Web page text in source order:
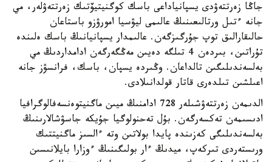
جاڭا زەرتتەۋدى يسپانياداعى باسك كوگنيتيۆتىك زەرتتەۋلەر، مي
جانە ءتىل ورتالىعىنىڭ عالىمى ليۋسيا امورۋزو باستاعان
حالىقارالىق توپ جۇرگىزگەن. عالىمدار يسپانيانىڭ باسك ەلىندە
تۇراتىن، بىردەن 4 تىلگە دەيىن مەڭگەرگەن ادامداردىڭ مي
بەلسەندىلىگىن تالداعان. وڭىردە يسپان، باسك، فرانسۋز جانە
اعىلشىن تىلدەرى قاتار قولدانىلادى.
الدىمەن زەرتتەۋشىلەر 728 ادامنىڭ ميىن ماگنيتوەنسەفالوگرافيا
ادىسىمەن تەكسەرگەن. بۇل تەحنولوگيا جۇيكە جاسۋشالارىنىڭ
بەلسەندىلىگى كەزىندە پايدا بولاتىن وتە ءالسىز ماگنيتتىك
ورىستەردى تىركەپ، ميدىڭ ءار بولىگىنىڭ ءوزارا بايلانىسىن